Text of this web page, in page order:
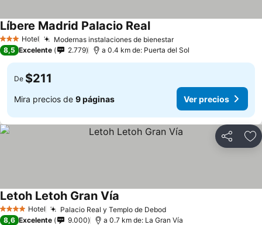
3 Estrellas
Hotel Modernas instalaciones de bienestarVer precios
Líbere Madrid Palacio RealVer precios
8,5 Excelente 2.779 a 0.4 km de: Puerta del Sol
De $211
Mira precios de 9 páginas Ver precios
Compartir
4 EstrellasHotel Palacio Real y Templo de DebodVer precios
Letoh Letoh Gran Vía
8,6 Excelente 9.000 a 0.7 km de: La Gran Vía